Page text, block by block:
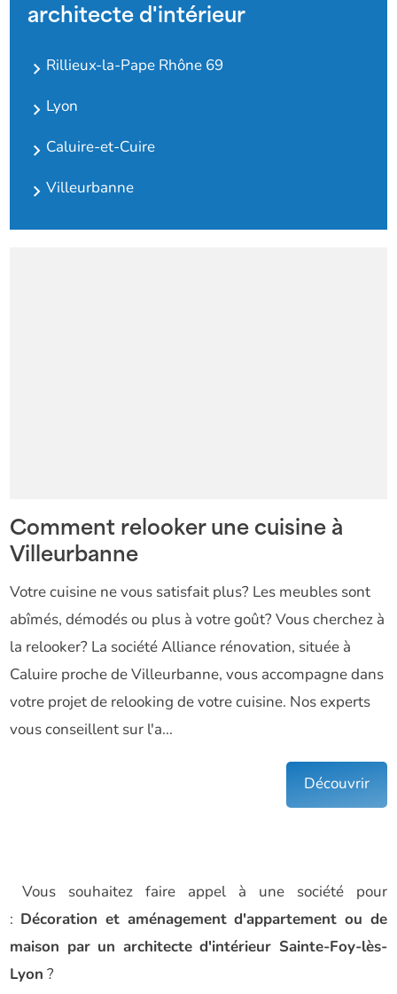
architecte d'intérieur
Rillieux-la-Pape Rhône 69
Lyon
Caluire-et-Cuire
Villeurbanne
Comment relooker une cuisine à
Villeurbanne
Votre cuisine ne vous satisfait plus? Les meubles sont
abîmés, démodés ou plus à votre goût? Vous cherchez à
la relooker? La société Alliance rénovation, située à
Caluire proche de Villeurbanne, vous accompagne dans
votre projet de relooking de votre cuisine. Nos experts
vous conseillent sur l'a...
Découvrir
Vous souhaitez faire appel à une société pour
: Décoration et aménagement d'appartement ou de
maison par un architecte d'intérieur Sainte-Foy-lès-
Lyon ?